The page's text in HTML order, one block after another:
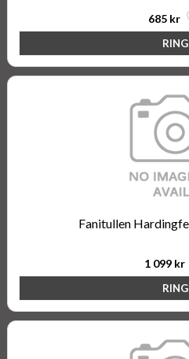
685 kr
Fanitullen
1 099 kr